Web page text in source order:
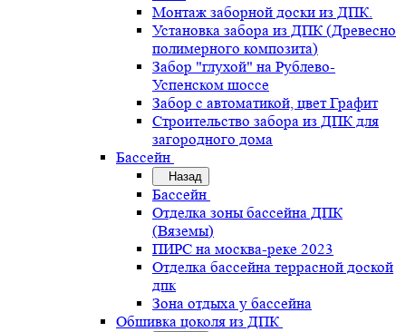
Монтаж заборной доски из ДПК.
Установка забора из ДПК (Древесно
полимерного композита)
Забор "глухой" на Рублево-
Успенском шоссе
Забор с автоматикой, цвет Графит
Строительство забора из ДПК для
загородного дома
Бассейн
Назад
Бассейн
Отделка зоны бассейна ДПК
(Вяземы)
ПИРС на москва-реке 2023
Отделка бассейна террасной доской
дпк
Зона отдыха у бассейна
Обшивка цоколя из ДПК